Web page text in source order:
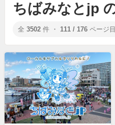
ちばみなとjp
全 3502 件 ・ 111 / 176 ページ目